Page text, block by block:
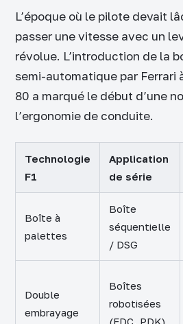
L’époque où le pilote devait
passer une vitesse avec un
révolue. L’introduction de la
semi-automatique par Ferrari
80 a marqué le début d’une
l’ergonomie de conduite.
Technologie
F1
Application
de série
Boîte à
palettes
Boîte
séquentielle
/ DSG
Double
embrayage
Boîtes
robotisées
(EDC, PDK)